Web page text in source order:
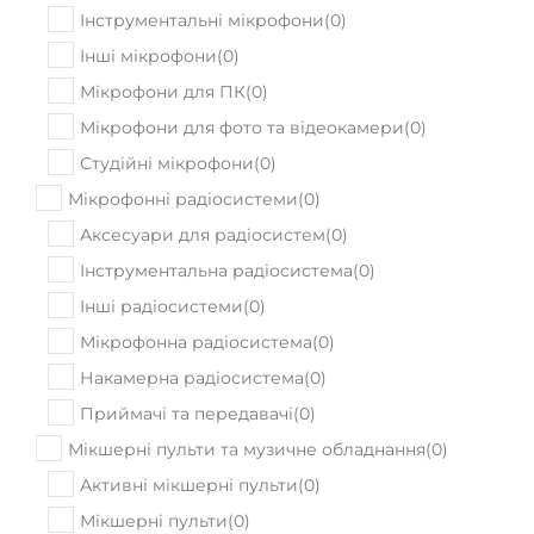
Інструментальні мікрофони(0)
Інші мікрофони(0)
Мікрофони для ПК(0)
Мікрофони для фото та відеокамери(0)
Студійні мікрофони(0)
Мікрофонні радіосистеми(0)
Аксесуари для радіосистем(0)
Інструментальна радіосистема(0)
Інші радіосистеми(0)
Мікрофонна радіосистема(0)
Накамерна радіосистема(0)
Приймачі та передавачі(0)
Мікшерні пульти та музичне обладнання(0)
Активні мікшерні пульти(0)
Мікшерні пульти(0)